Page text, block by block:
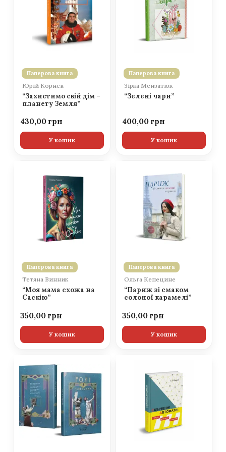
Паперова книга
Юрій Корнєв
“Захистимо свій дім –
планету Земля”
430,00
У кошик
Паперова книга
Зірка Мензатюк
“Зелені чари”
400,00
У кошик
Паперова книга
Тетяна Винник
“Моя мама схожа на
Саскію”
350,00
У кошик
Паперова книга
Ольга Кепецине
“Париж зі смаком
солоної карамелі”
350,00
У кошик